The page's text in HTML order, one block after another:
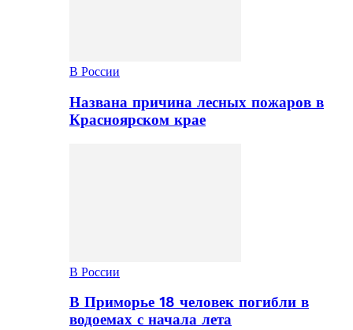
В России
Названа причина лесных пожаров в
Красноярском крае
В России
В Приморье 18 человек погибли в
водоемах с начала лета